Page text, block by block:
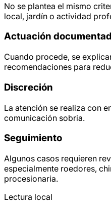
No se plantea el mismo
local, jardín o actividad
Actuación
Cuando procede, se
recomendaciones para
Discreción
La atención se realiza con
comunicación sobria.
Seguimiento
Algunos casos requieren
especialmente roedores,
procesionaria.
Lectura local